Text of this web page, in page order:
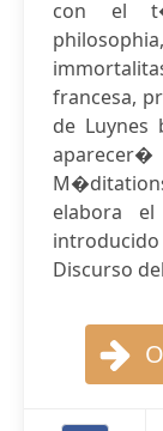
con el
francesa,
de Luynes
elabora
Discurso